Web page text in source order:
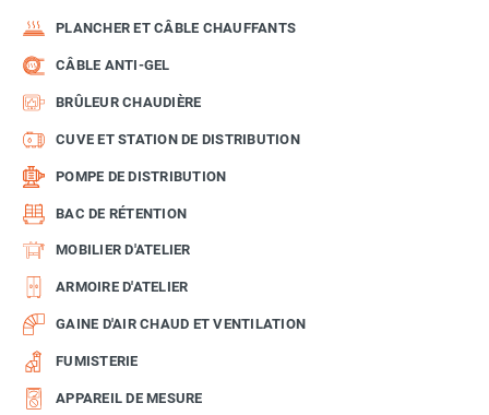
PLANCHER ET CÂBLE CHAUFFANTS
CÂBLE ANTI-GEL
BRÛLEUR CHAUDIÈRE
CUVE ET STATION DE DISTRIBUTION
POMPE DE DISTRIBUTION
BAC DE RÉTENTION
MOBILIER D'ATELIER
ARMOIRE D'ATELIER
GAINE D'AIR CHAUD ET VENTILATION
FUMISTERIE
APPAREIL DE MESURE